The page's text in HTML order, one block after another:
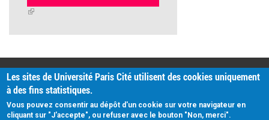
(link
PRATIQUE
Plan d'accès
Intranet
Mentions légales
Données personnelles
Les sites de Université Paris Cité utilisent des cookies uniquement
à des fins statistiques.
Vous pouvez consentir au dépôt d'un cookie sur votre navigateur en
cliquant sur "J'accepte", ou refuser avec le bouton "Non, merci".